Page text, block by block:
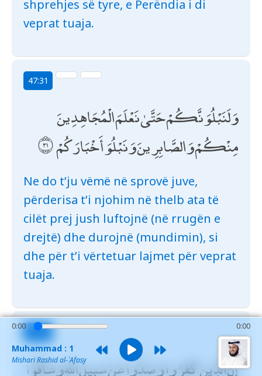
shprehjes së tyre, e Perëndia i di
veprat tuaja.
47:31
وَلَنَبْلُوَنَّكُمْ حَتَّىٰ نَعْلَمَ الْمُجَاهِدِينَ
مِنْكُمْ وَالصَّابِرِينَ وَنَبْلُوَ أَخْبَارَكُمْ
Ne do t’ju vëmë në sprovë juve,
përderisa t’i njohim në thelb ata të
cilët prej jush luftojnë (në rrugën e
drejtë) dhe durojnë (mundimin), si
dhe për t’i vërtetuar lajmet për veprat
tuaja.
47:32
إِنَّ الَّذِينَ كَفَرُوا وَصَدُّوا عَنْ سَبِيلِ اللَّهِ وَشَاقُّوا
0:00 0:00
Muhammad : 1
Mishari Rashid al-`Afasy